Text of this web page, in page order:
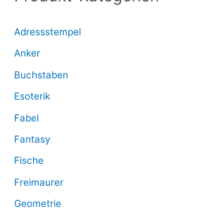
c
h
:
Adressstempel
Anker
Buchstaben
Esoterik
Fabel
Fantasy
Fische
Freimaurer
Geometrie